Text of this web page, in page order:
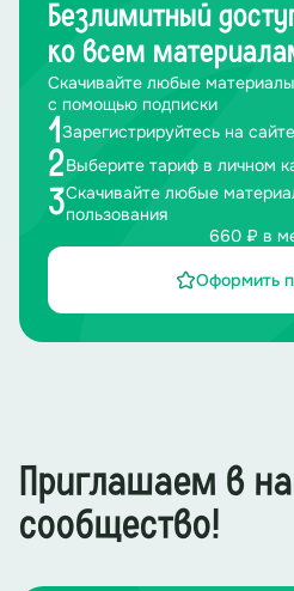
Безлимитный
ко всем
Скачивайте любые материалы
с помощью подписки
1 Зарегистрируйтесь на сайте
2Выберите тариф в личном
3Скачивайте любые
пользования
660 ₽ в
Оформить
Приглашаем в
сообщество!